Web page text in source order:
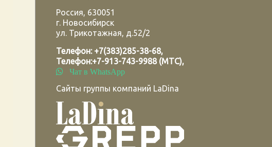
Россия, 630051
г. Новосибирск
ул. Трикотажная, д.52/2
Телефон: +7(383)285-38-68,
Телефон:+7-913-743-9988 (МТС),
Чат в WhatsApp
Сайты группы компаний LaDina